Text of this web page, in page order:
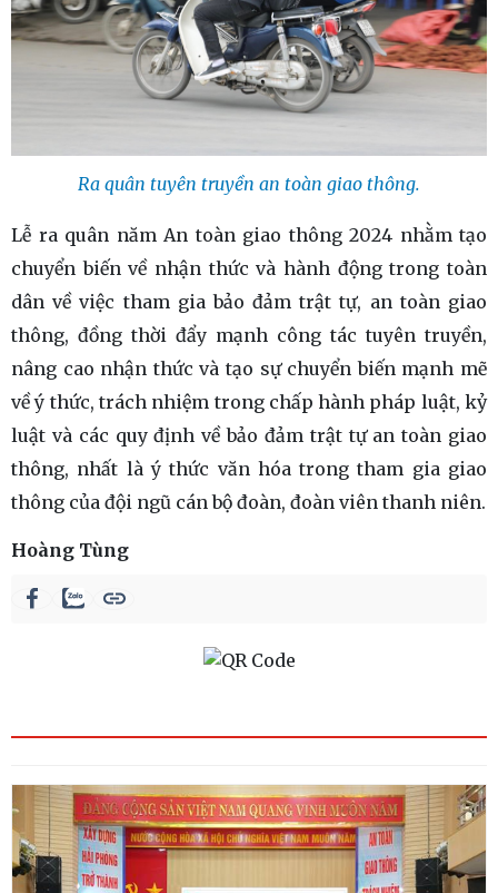
Ra quân tuyên truyền an toàn giao thông.
Lễ ra quân năm An toàn giao thông 2024 nhằm tạo
chuyển biến về nhận thức và hành động trong toàn
dân về việc tham gia bảo đảm trật tự, an toàn giao
thông, đồng thời đẩy mạnh công tác tuyên truyền,
nâng cao nhận thức và tạo sự chuyển biến mạnh mẽ
về ý thức, trách nhiệm trong chấp hành pháp luật, kỷ
luật và các quy định về bảo đảm trật tự an toàn giao
thông, nhất là ý thức văn hóa trong tham gia giao
thông của đội ngũ cán bộ đoàn, đoàn viên thanh niên.
Hoàng Tùng